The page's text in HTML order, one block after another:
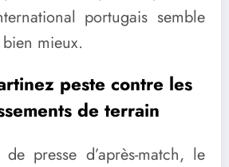
portugais semble
mieux.
peste contre les
de terrain
presse d’après-match, le